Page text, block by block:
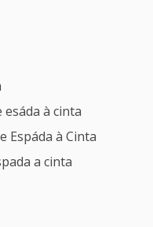
à cinta
Espáda à Cinta
a cinta